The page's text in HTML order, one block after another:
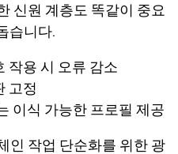
신원 계층도 똑같이 중요
습니다.
작용 시 오류 감소
고정
이식 가능한 프로필 제공
인 작업 단순화를 위한 광